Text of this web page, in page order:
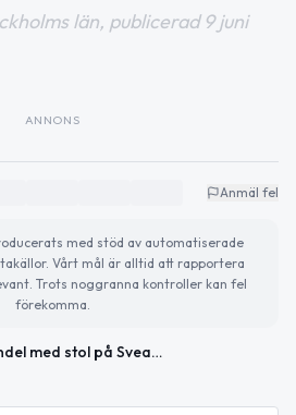
län, publicerad 9 juni
ANNONS
Anmäl fel
med stöd av automatiserade
Vårt mål är alltid att rapportera
Trots noggranna kontroller kan fel
förekomma.
Misshandel med stol på Sveavägen i Stockholm – misstänkt på fri fot